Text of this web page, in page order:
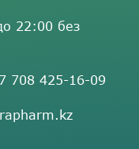
22:00 без
708 425-16-09